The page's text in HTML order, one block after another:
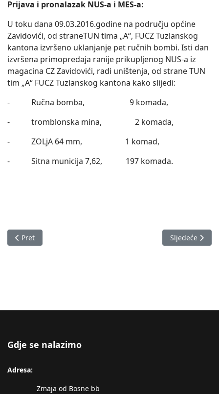
Prijava i pronalazak NUS-a i MES-a:
U toku dana 09.03.2016.godine na području općine
Zavidovići, od straneTUN tima „A“, FUCZ Tuzlanskog
kantona izvršeno uklanjanje pet ručnih bombi. Isti dan
izvršena primopredaja ranije prikupljenog NUS-a iz
magacina CZ Zavidovići, radi uništenja, od strane TUN
tim „A“ FUCZ Tuzlanskog kantona kako slijedi:
- Ručna bomba, 9 komada,
- tromblonska mina, 2 komada,
- ZOLjA 64 mm, 1 komad,
- Sitna municija 7,62, 197 komada.
Prethodni članak: Izvještaj o stanju u Zeničko-dobojskom
Pret Sljedeći
Sljedeće
Gdje se nalazimo
Adresa:
Zmaja od Bosne bb